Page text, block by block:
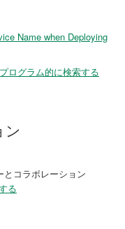
Name when Deploying
ログラム的に検索する
ン
コラボレーション
る